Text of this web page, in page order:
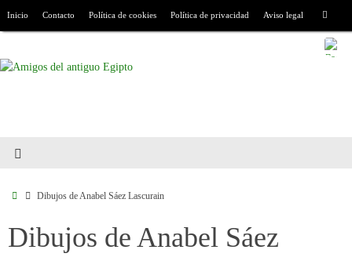
Inicio Contacto Política de cookies Política de privacidad Aviso legal
Dibujos de Anabel Sáez Lascurain
Dibujos de Anabel Sáez